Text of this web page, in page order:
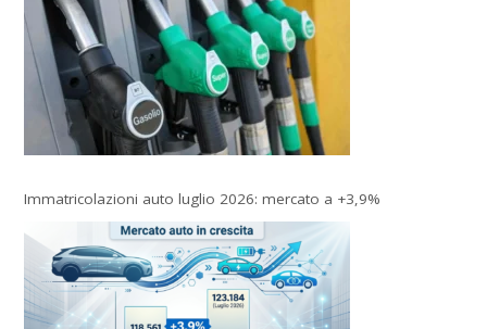
Immatricolazioni auto luglio 2026: mercato a +3,9%